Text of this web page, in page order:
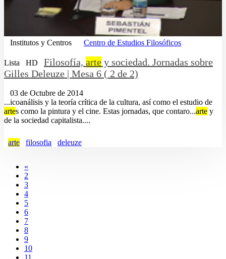
Institutos y Centros Centro de Estudios Filosóficos
Lista HD Filosofía, arte y sociedad. Jornadas sobre
Gilles Deleuze | Mesa 6 ( 2 de 2)
03 de Octubre de 2014
...icoanálisis y la teoría crítica de la cultura, así como el estudio de
artes como la pintura y el cine. Estas jornadas, que contaro...arte y
de la sociedad capitalista....
arte filosofia deleuze
«
2
3
4
5
6
7
8
9
10